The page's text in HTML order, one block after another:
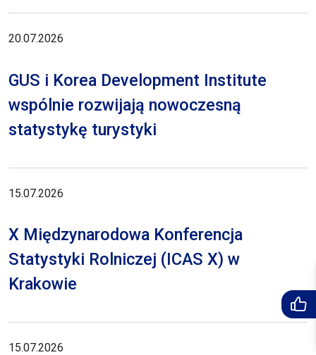
20.07.2026
GUS i Korea Development Institute
wspólnie rozwijają nowoczesną
statystykę turystyki
15.07.2026
X Międzynarodowa Konferencja
Statystyki Rolniczej (ICAS X) w
Krakowie
15.07.2026